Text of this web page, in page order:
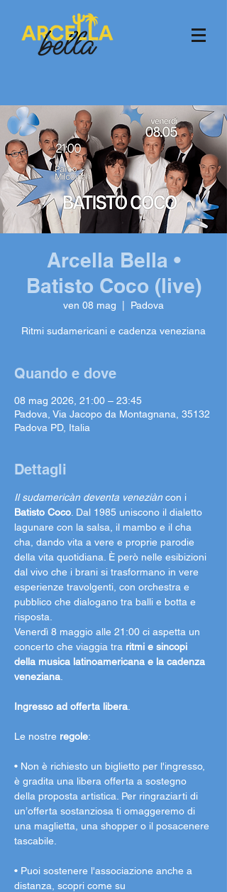
Arcella Bella •
Batisto Coco (live)
ven 08 mag Padova
Ritmi sudamericani e cadenza veneziana
Quando e dove
08 mag 2026, 21:00 – 23:45
Padova, Via Jacopo da Montagnana, 35132
Padova PD, Italia
Dettagli
Il sudamericàn deventa veneziàn con i
Batisto Coco . Dal 1985 uniscono il dialetto
lagunare con la salsa, il mambo e il cha
cha, dando vita a vere e proprie parodie
della vita quotidiana. È però nelle esibizioni
dal vivo che i brani si trasformano in vere
esperienze travolgenti, con orchestra e
pubblico che dialogano tra balli e botta e
risposta.
Venerdì 8 maggio alle 21:00 ci aspetta un
concerto che viaggia tra ritmi e sincopi
della musica latinoamericana e la cadenza
veneziana
Ingresso ad offerta libera
Le nostre regole:
• Non è richiesto un biglietto per l'ingresso,
è gradita una libera offerta a sostegno
della proposta artistica. Per ringraziarti di
un’offerta sostanziosa ti omaggeremo di
una maglietta, una shopper o il posacenere
tascabile.
• Puoi sostenere l'associazione anche a
distanza, scopri come su